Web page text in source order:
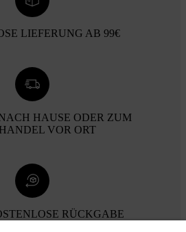
LIEFERUNG AB 99€
HAUSE ODER ZUM
VOR ORT
RÜCKGABE